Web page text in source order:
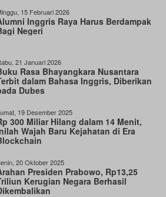
15 Februari 2026
Inggris Raya Harus Berdampak
Negeri
21 Januari 2026
Rasa Bhayangkara Nusantara
dalam Bahasa Inggris, Diberikan
Dubes
19 Desember 2025
300 Miliar Hilang dalam 14 Menit,
Wajah Baru Kejahatan di Era
20 Oktober 2025
Presiden Prabowo, Rp13,25
Kerugian Negara Berhasil